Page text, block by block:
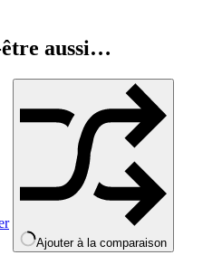
aussi…
Ajouter à la comparaison